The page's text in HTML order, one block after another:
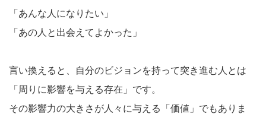
「あんな人になりたい」
「あの人と出会えてよかった」
言い換えると、自分のビジョンを持って突き進む人とは
「周りに影響を与える存在」です。
その影響力の大きさが人々に与える「価値」でもありま